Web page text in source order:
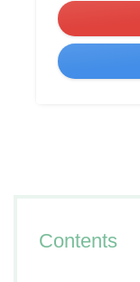
Contents